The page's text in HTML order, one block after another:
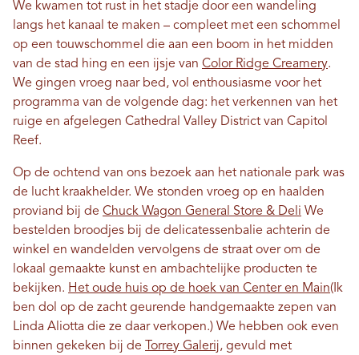
We kwamen tot rust in het stadje door een wandeling
langs het kanaal te maken – compleet met een schommel
op een touwschommel die aan een boom in het midden
van de stad hing en een ijsje van Color Ridge Creamery.
We gingen vroeg naar bed, vol enthousiasme voor het
programma van de volgende dag: het verkennen van het
ruige en afgelegen Cathedral Valley District van Capitol
Reef.
Op de ochtend van ons bezoek aan het nationale park was
de lucht kraakhelder. We stonden vroeg op en haalden
proviand bij de Chuck Wagon General Store & Deli We
bestelden broodjes bij de delicatessenbalie achterin de
winkel en wandelden vervolgens de straat over om de
lokaal gemaakte kunst en ambachtelijke producten te
bekijken. Het oude huis op de hoek van Center en Main(Ik
ben dol op de zacht geurende handgemaakte zepen van
Linda Aliotta die ze daar verkopen.) We hebben ook even
binnen gekeken bij de Torrey Galerij, gevuld met